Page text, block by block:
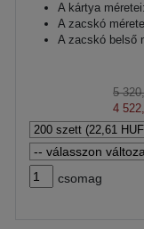
A kártya méretei:
A zacskó
A zacskó belső
5
4
csomag